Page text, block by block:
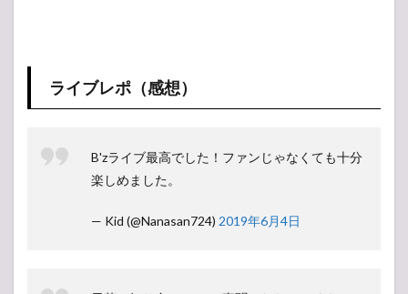
ライブレポ（感想）
B'zライブ最高でした！ファンじゃなくても十分
楽しめました。
— Kid (@Nanasan724) 2019年6月4日